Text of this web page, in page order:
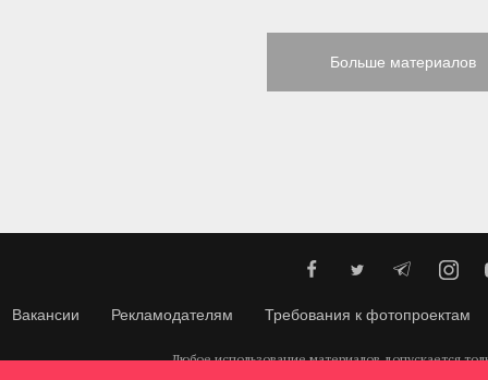
Больше материалов
Вакансии Рекламодателям Требования к фотопроектам
Любое использование материалов допускается